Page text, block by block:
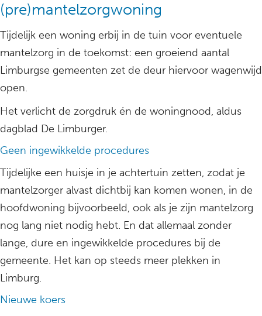
(pre)mantelzorgwoning
Tijdelijk een woning erbij in de tuin voor eventuele
mantelzorg in de toekomst: een groeiend aantal
Limburgse gemeenten zet de deur hiervoor wagenwijd
open.
Het verlicht de zorgdruk én de woningnood, aldus
dagblad De Limburger.
Geen ingewikkelde procedures
Tijdelijke een huisje in je achtertuin zetten, zodat je
mantelzorger alvast dichtbij kan komen wonen, in de
hoofdwoning bijvoorbeeld, ook als je zijn mantelzorg
nog lang niet nodig hebt. En dat allemaal zonder
lange, dure en ingewikkelde procedures bij de
gemeente. Het kan op steeds meer plekken in
Limburg.
Nieuwe koers